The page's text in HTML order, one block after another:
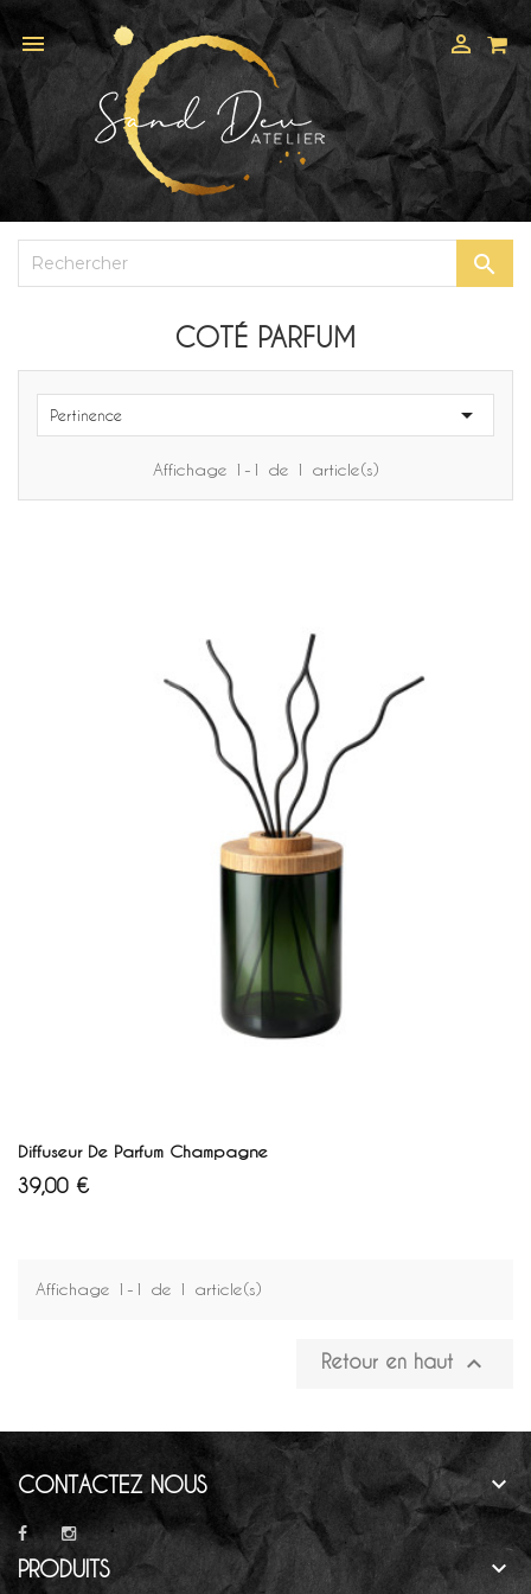
 

COTÉ PARFUM
Pertinence 
Affichage 1-1 de 1 article(s)
Diffuseur De Parfum Champagne
Prix
39,00 €
Affichage 1-1 de 1 article(s)
Retour en haut 
CONTACTEZ NOUS 
PRODUITS 